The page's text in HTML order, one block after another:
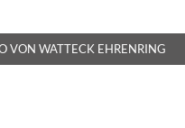
VON WATTECK EHRENRING